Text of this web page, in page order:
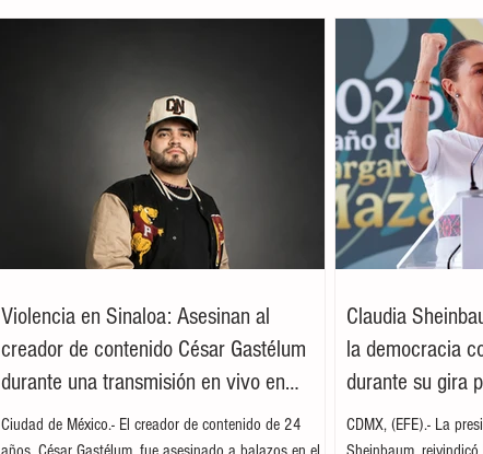
Violencia en Sinaloa: Asesinan al
creador de contenido César Gastélum
durante una transmisión en vivo en
Culiacán
Ciudad de México.- El creador de contenido de 24
Claudia
la democracia
durante su gira
CDMX, (EFE).- La